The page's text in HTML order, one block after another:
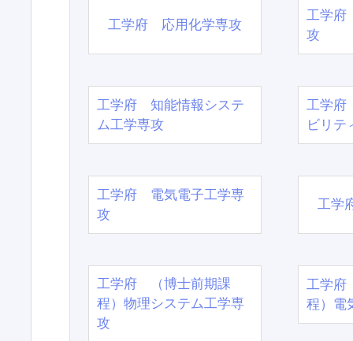
工学府 応用化学専攻
工学府
攻
工学府 知能情報システ
ム工学専攻
工学府
ビリテ
工学府 電気電子工学専
攻
工学
工学府 （博士前期課
程）物理システム工学専
攻
工学
程）電